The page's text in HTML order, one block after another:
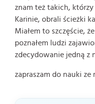
znam też takich,
Karinie, obrali ścieżki
Miałem to szczęście,
poznałem ludzi
zdecydowanie jedną z
zapraszam do nauki ze